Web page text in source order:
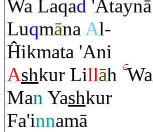
Wa Laqad 'Ātaynā
LuqmānaAl-
Ĥikmata 'Ani
Ashkur Lillāh Wa
Man Yashkur
Fa'innamā